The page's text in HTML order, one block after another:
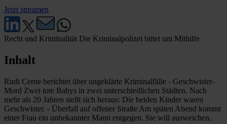
Jetzt streamen
Recht und Kriminalität Die Kriminalpolizei bittet um Mithilfe
Inhalt
Rudi Cerne berichtet über ungeklärte Kriminalfälle - Geschwister-
Mord Zwei tote Babys in zwei unterschiedlichen Städten. Nach
mehr als 20 Jahren stellt sich heraus: Die beiden Kinder waren
Geschwister. - Überfall auf offener Straße Am späten Abend kommt
einer Frau ein unbekannter Mann entgegen. Sie will ausweichen,